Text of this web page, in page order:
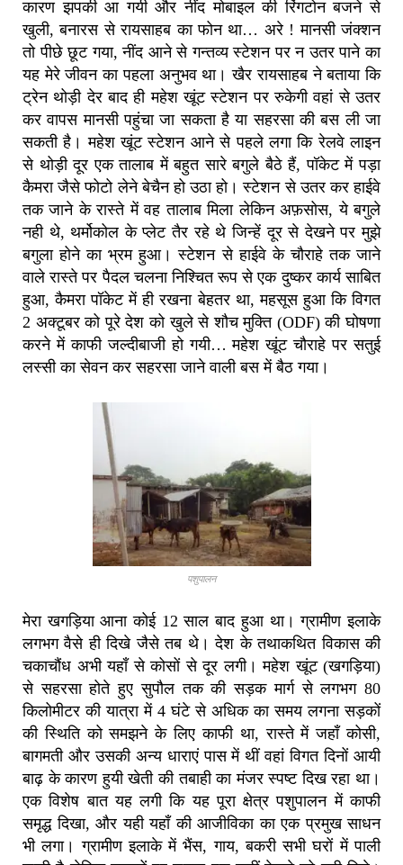
कारण झपकी आ गयी और नींद मोबाइल की रिंगटोन बजने से
खुली, बनारस से रायसाहब का फोन था… अरे ! मानसी जंक्शन
तो पीछे छूट गया, नींद आने से गन्तव्य स्टेशन पर न उतर पाने का
यह मेरे जीवन का पहला अनुभव था। खैर रायसाहब ने बताया कि
ट्रेन थोड़ी देर बाद ही महेश खूंट स्टेशन पर रुकेगी वहां से उतर
कर वापस मानसी पहुंचा जा सकता है या सहरसा की बस ली जा
सकती है। महेश खूंट स्टेशन आने से पहले लगा कि रेलवे लाइन
से थोड़ी दूर एक तालाब में बहुत सारे बगुले बैठे हैं, पॉकेट में पड़ा
कैमरा जैसे फोटो लेने बेचैन हो उठा हो। स्टेशन से उतर कर हाईवे
तक जाने के रास्ते में वह तालाब मिला लेकिन अफ़सोस, ये बगुले
नही थे, थर्मोकोल के प्लेट तैर रहे थे जिन्हें दूर से देखने पर मुझे
बगुला होने का भ्रम हुआ। स्टेशन से हाईवे के चौराहे तक जाने
वाले रास्ते पर पैदल चलना निश्चित रूप से एक दुष्कर कार्य साबित
हुआ, कैमरा पॉकेट में ही रखना बेहतर था, महसूस हुआ कि विगत
2 अक्टूबर को पूरे देश को खुले से शौच मुक्ति (ODF) की घोषणा
करने में काफी जल्दीबाजी हो गयी… महेश खूंट चौराहे पर सतुई
लस्सी का सेवन कर सहरसा जाने वाली बस में बैठ गया।
पशुपालन
मेरा खगड़िया आना कोई 12 साल बाद हुआ था। ग्रामीण इलाके
लगभग वैसे ही दिखे जैसे तब थे। देश के तथाकथित विकास की
चकाचौंध अभी यहाँ से कोसों से दूर लगी। महेश खूंट (खगड़िया)
से सहरसा होते हुए सुपौल तक की सड़क मार्ग से लगभग 80
किलोमीटर की यात्रा में 4 घंटे से अधिक का समय लगना सड़कों
की स्थिति को समझने के लिए काफी था, रास्ते में जहाँ कोसी,
बागमती और उसकी अन्य धाराएं पास में थीं वहां विगत दिनों आयी
बाढ़ के कारण हुयी खेती की तबाही का मंजर स्पष्ट दिख रहा था।
एक विशेष बात यह लगी कि यह पूरा क्षेत्र पशुपालन में काफी
समृद्ध दिखा, और यही यहाँ की आजीविका का एक प्रमुख साधन
भी लगा। ग्रामीण इलाके में भैंस, गाय, बकरी सभी घरों में पाली